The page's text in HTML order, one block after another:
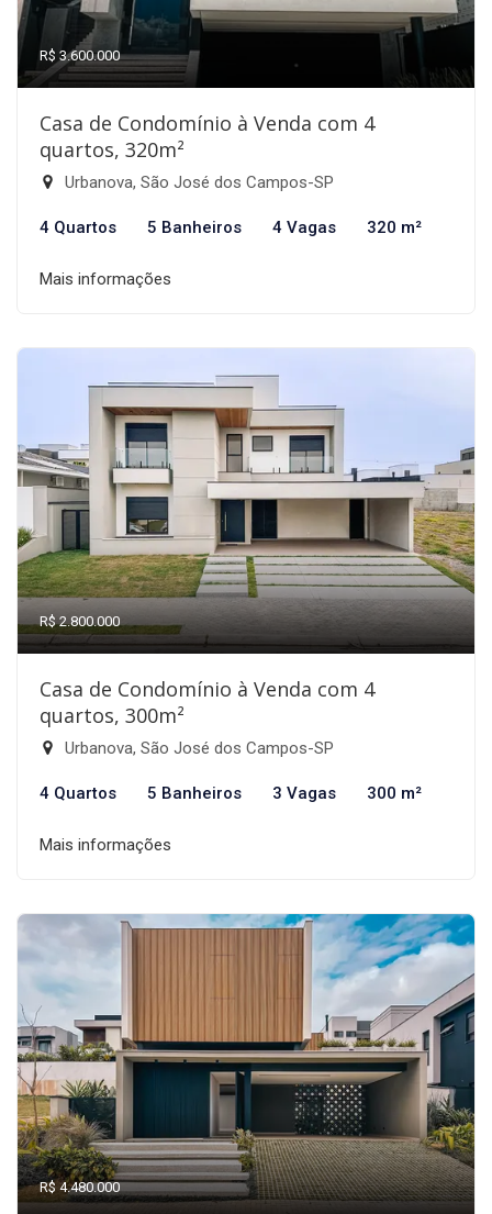
R$ 3.600.000
Casa de Condomínio à Venda com 4
quartos, 320m²
Urbanova, São José dos Campos-SP
4 Quartos 5 Banheiros 4 Vagas 320 m²
Mais informações
R$ 2.800.000
Casa de Condomínio à Venda com 4
quartos, 300m²
Urbanova, São José dos Campos-SP
4 Quartos 5 Banheiros 3 Vagas 300 m²
Mais informações
R$ 4.480.000